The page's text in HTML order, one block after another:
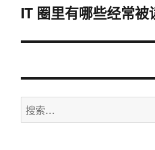
下
文
IT 圈里有哪些经常被
搜
索：